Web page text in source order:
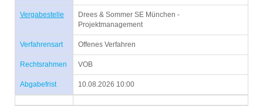
Vergabestelle
Drees & Sommer SE München -
Projektmanagement
Verfahrensart Offenes Verfahren
Rechtsrahmen VOB
Abgabefrist 10.08.2026 10:00